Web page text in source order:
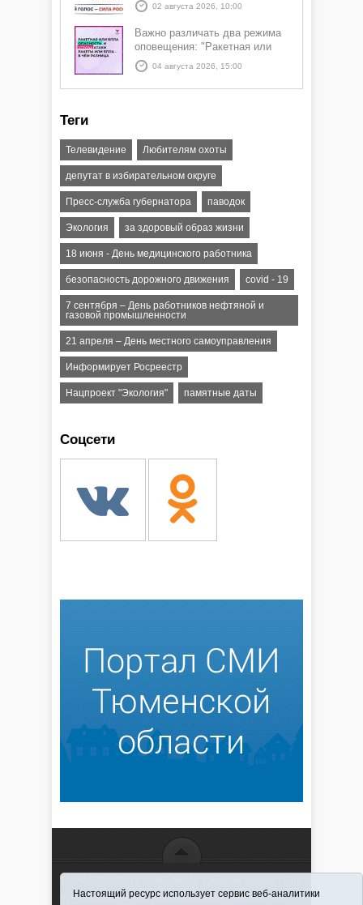
02 августа 2026, 10:00
Важно различать два режима
оповещения: "Ракетная или
БПЛА опасность" и "Угроза
атаки ракеты или БПЛА"
04 августа 2026, 15:00
Теги
Телевидение Любителям охоты
депутат в избирательном округе
Пресс-служба губернатора паводок
Экология за здоровый образ жизни
18 июня - День медицинского работника
безопасность дорожного движения covid - 19
7 сентября – День работников нефтяной и
газовой промышленности
21 апреля – День местного самоуправления
Информирует Росреестр
Нацпроект "Экология" памятные даты
Соцсети
использовании материалов ссылка обязательна
Настоящий ресурс использует сервис веб-аналитики